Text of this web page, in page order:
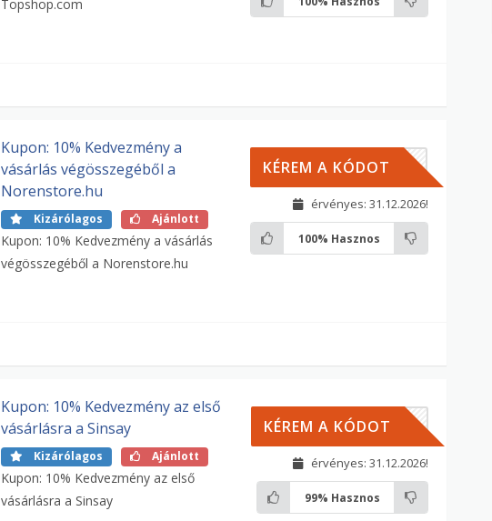
Topshop.com
Kupon: 10% Kedvezmény a
vásárlás végösszegéből a
Norenstore.hu
Kizárólagos Ajánlott
Kupon: 10% Kedvezmény a vásárlás
végösszegéből a Norenstore.hu
LDIK
KÉREM A KÓDOT
érvényes: 31.12.2026!
100% Hasznos
Kupon: 10% Kedvezmény az első
vásárlásra a Sinsay
Kizárólagos Ajánlott
Kupon: 10% Kedvezmény az első
vásárlásra a Sinsay
LDIK
KÉREM A KÓDOT
érvényes: 31.12.2026!
99% Hasznos